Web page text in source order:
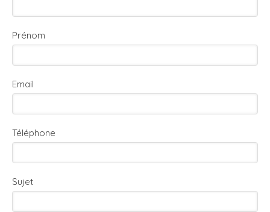
Prénom
Email
Téléphone
Sujet